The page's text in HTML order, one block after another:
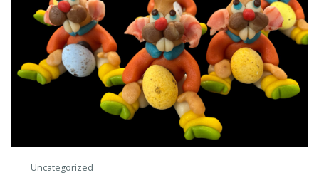
Uncategorized